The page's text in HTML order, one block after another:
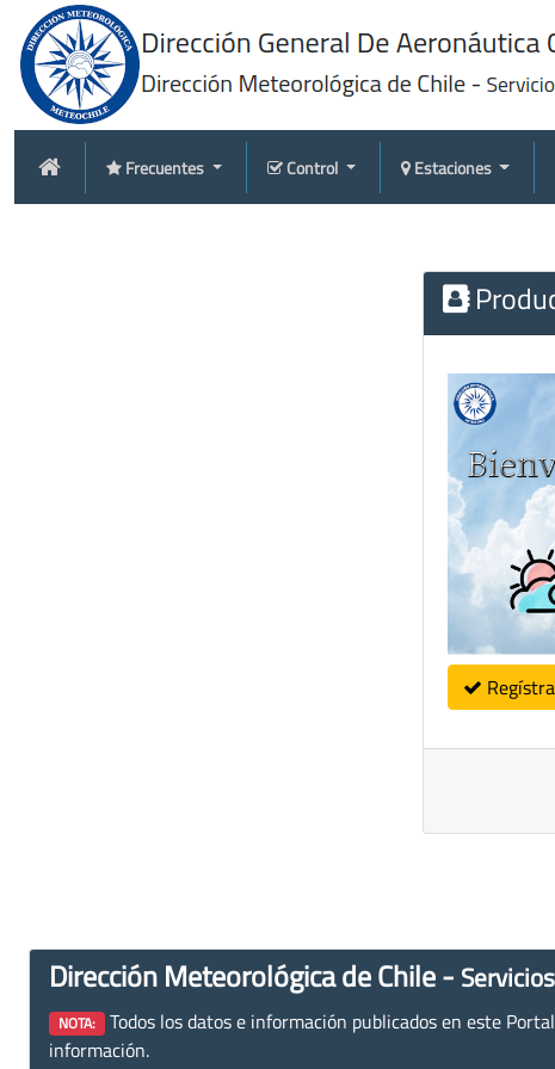
Frecuentes Control Estaciones
Dirección Meteorológica de Chile -
NOTA: Todos los datos e información publicados en este
información.